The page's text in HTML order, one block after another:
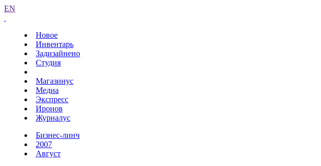
EN
Новое
Инвентарь
Задизайнено
Студия
Магазинус
Медиа
Экспресс
Иронов
Журналус
Бизнес-линч
2007
Август